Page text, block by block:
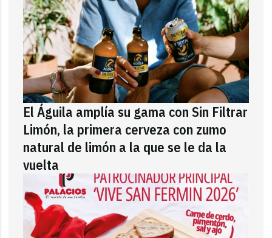
El Águila amplía su gama con Sin Filtrar
Limón, la primera cerveza con zumo
natural de limón a la que se le da la
vuelta